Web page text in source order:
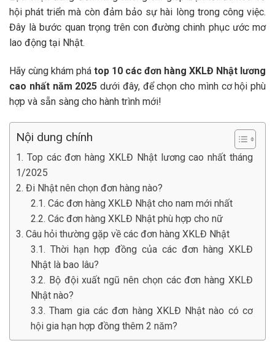
hội phát triển mà còn đảm bảo sự hài lòng trong công việc.
Đây là bước quan trọng trên con đường chinh phục ước mơ
lao động tại Nhật.
Hãy cùng khám phá top 10 các đơn hàng XKLĐ Nhật lương
cao nhất năm 2025 dưới đây, để chọn cho mình cơ hội phù
hợp và sẵn sàng cho hành trình mới!
Nội dung chính
1. Top các đơn hàng XKLĐ Nhật lương cao nhất tháng
1/2025
2. Đi Nhật nên chọn đơn hàng nào?
2.1. Các đơn hàng XKLĐ Nhật cho nam mới nhất
2.2. Các đơn hàng XKLĐ Nhật phù hợp cho nữ
3. Câu hỏi thường gặp về các đơn hàng XKLĐ Nhật
3.1. Thời hạn hợp đồng của các đơn hàng XKLĐ
Nhật là bao lâu?
3.2. Bộ đội xuất ngũ nên chọn các đơn hàng XKLĐ
Nhật nào?
3.3. Tham gia các đơn hàng XKLĐ Nhật nào có cơ
hội gia hạn hợp đồng thêm 2 năm?